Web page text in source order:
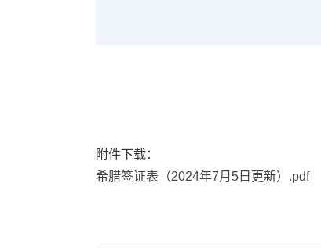
附件下载：
希腊签证表（2024年7月5日更新）.pdf